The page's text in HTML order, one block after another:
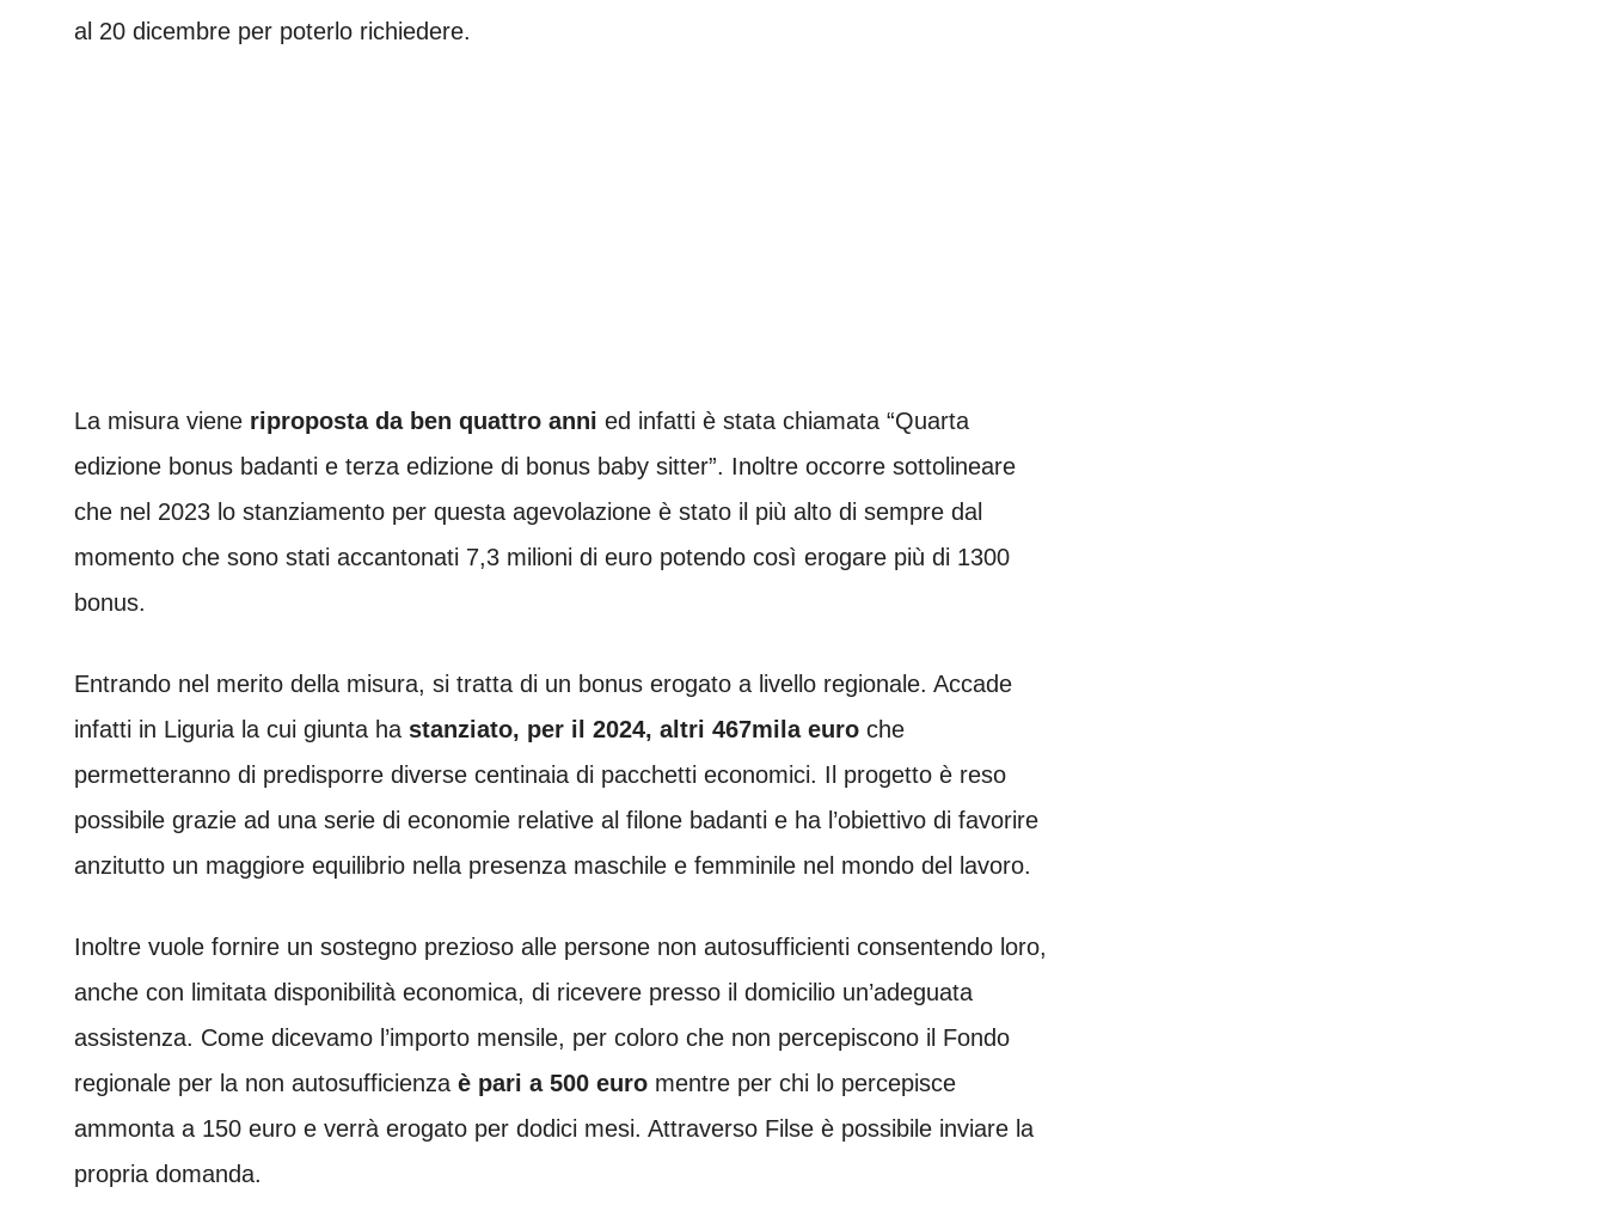
al 20 dicembre per poterlo richiedere.
La misura viene riproposta da ben quattro anni ed infatti è stata chiamata “Quarta
edizione bonus badanti e terza edizione di bonus baby sitter”. Inoltre occorre sottolineare
che nel 2023 lo stanziamento per questa agevolazione è stato il più alto di sempre dal
momento che sono stati accantonati 7,3 milioni di euro potendo così erogare più di 1300
bonus.
Entrando nel merito della misura, si tratta di un bonus erogato a livello regionale. Accade
infatti in Liguria la cui giunta ha stanziato, per il 2024, altri 467mila euro che
permetteranno di predisporre diverse centinaia di pacchetti economici. Il progetto è reso
possibile grazie ad una serie di economie relative al filone badanti e ha l’obiettivo di favorire
anzitutto un maggiore equilibrio nella presenza maschile e femminile nel mondo del lavoro.
Inoltre vuole fornire un sostegno prezioso alle persone non autosufficienti consentendo loro,
anche con limitata disponibilità economica, di ricevere presso il domicilio un’adeguata
assistenza. Come dicevamo l’importo mensile, per coloro che non percepiscono il Fondo
regionale per la non autosufficienza è pari a 500 euro mentre per chi lo percepisce
ammonta a 150 euro e verrà erogato per dodici mesi. Attraverso Filse è possibile inviare la
propria domanda.